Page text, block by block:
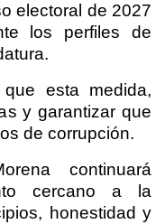
electoral de 2027
los perfiles de
esta medida,
y garantizar que
de corrupción.
continuará
cercano a la
honestidad y